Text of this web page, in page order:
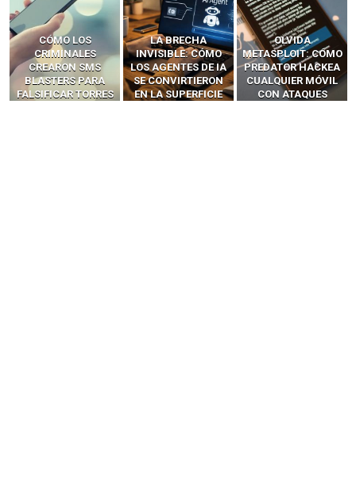
LA BRECHA
INVISIBLE: CÓMO
LOS AGENTES DE IA
SE CONVIRTIERON
EN LA SUPERFICIE
OLVIDA
METASPLOIT: CÓMO
PREDATOR HACKEA
CUALQUIER MÓVIL
CON ATAQUES
CÓMO LOS HACKERS
INTERCEPTAN OTPS
Y LLAMADAS
MÓVILES SIN
‘HACKEAR’ — EL